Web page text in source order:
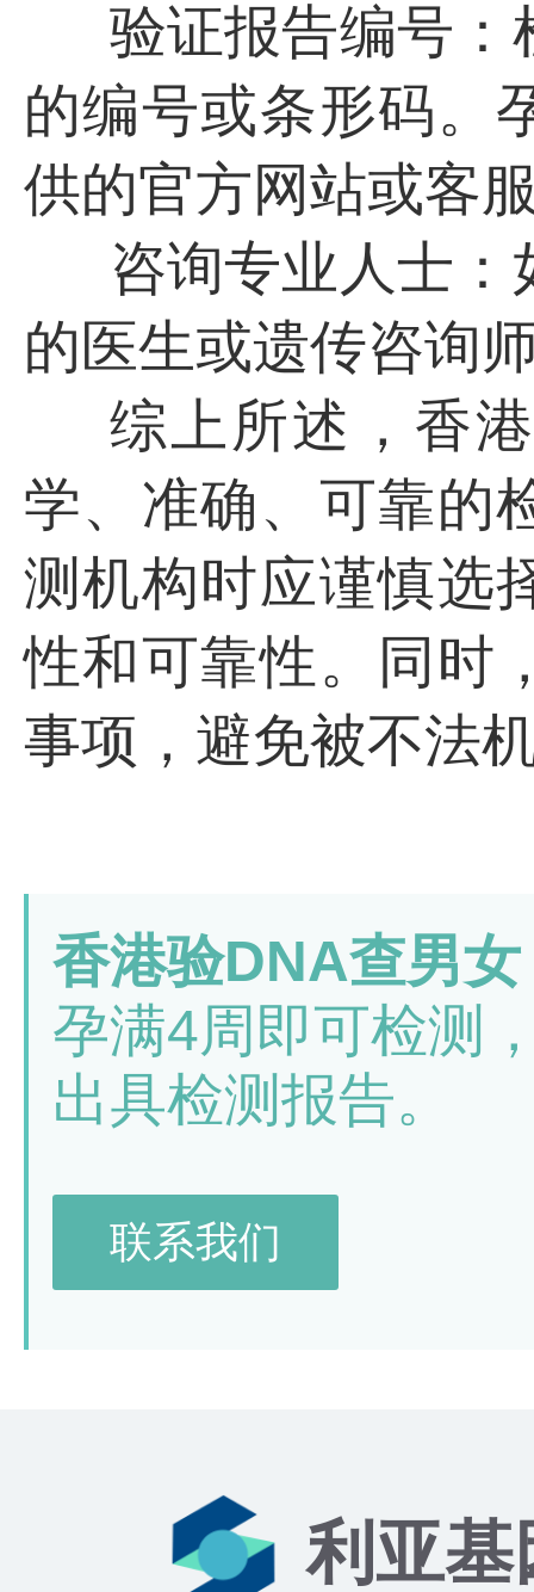
验证报告编号：
的编号或条形码。
供的官方网站或客
咨询专业人士
的医生或遗传咨询
综上所述，香
学、准确、可靠的
测机构时应谨慎选
性和可靠性。同时
事项，避免被不法
香港验DNA查男
孕满4周即可检测
出具检测报告。
联系我们
利亚基